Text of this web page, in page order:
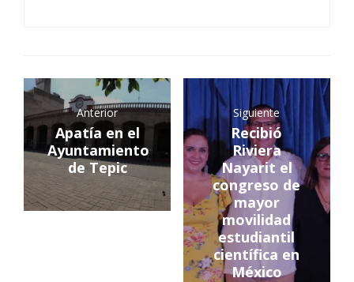
Anterior
Apatía en el
Ayuntamiento
de Tepic
Siguiente
Recibió
Riviera
Nayarit el
congreso de
mayor
movilidad
estudiantil
científica en
México